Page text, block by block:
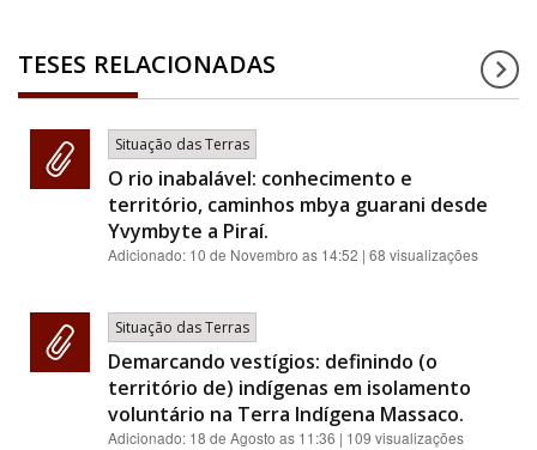
TESES RELACIONADAS
Situação das Terras
O rio inabalável: conhecimento e
território, caminhos mbya guarani desde
Yvymbyte a Piraí.
Adicionado: 10 de Novembro as 14:52 | 68 visualizações
Situação das Terras
Demarcando vestígios: definindo (o
território de) indígenas em isolamento
voluntário na Terra Indígena Massaco.
Adicionado: 18 de Agosto as 11:36 | 109 visualizações